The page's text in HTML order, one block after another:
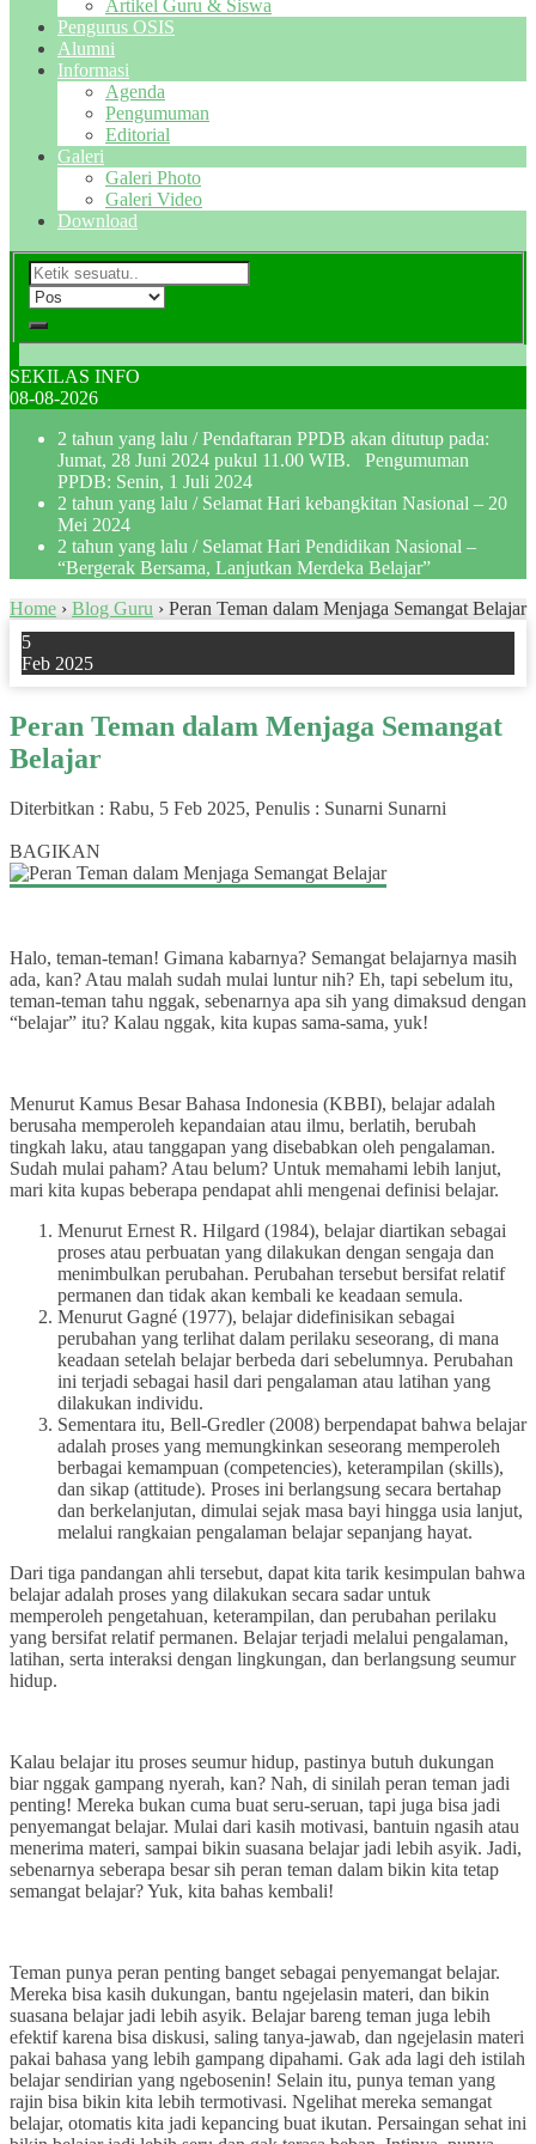
Artikel Guru & Siswa
Pengurus OSIS
Alumni
Informasi
Agenda
Pengumuman
Editorial
Galeri
Galeri Photo
Galeri Video
Download
SEKILAS INFO
08-08-2026
2 tahun yang lalu / Pendaftaran PPDB akan ditutup pada:
Jumat, 28 Juni 2024 pukul 11.00 WIB. Pengumuman
PPDB: Senin, 1 Juli 2024
2 tahun yang lalu / Selamat Hari kebangkitan Nasional – 20
Mei 2024
2 tahun yang lalu / Selamat Hari Pendidikan Nasional –
“Bergerak Bersama, Lanjutkan Merdeka Belajar”
Home › Blog Guru › Peran Teman dalam Menjaga Semangat Belajar
5
Feb 2025
Peran Teman dalam Menjaga Semangat
Belajar
Diterbitkan : Rabu, 5 Feb 2025, Penulis : Sunarni Sunarni
BAGIKAN
Halo, teman-teman! Gimana kabarnya? Semangat belajarnya masih
ada, kan? Atau malah sudah mulai luntur nih? Eh, tapi sebelum itu,
teman-teman tahu nggak, sebenarnya apa sih yang dimaksud dengan
“belajar” itu? Kalau nggak, kita kupas sama-sama, yuk!
Menurut Kamus Besar Bahasa Indonesia (KBBI), belajar adalah
berusaha memperoleh kepandaian atau ilmu, berlatih, berubah
tingkah laku, atau tanggapan yang disebabkan oleh pengalaman.
Sudah mulai paham? Atau belum? Untuk memahami lebih lanjut,
mari kita kupas beberapa pendapat ahli mengenai definisi belajar.
Menurut Ernest R. Hilgard (1984), belajar diartikan sebagai
proses atau perbuatan yang dilakukan dengan sengaja dan
menimbulkan perubahan. Perubahan tersebut bersifat relatif
permanen dan tidak akan kembali ke keadaan semula.
Menurut Gagné (1977), belajar didefinisikan sebagai
perubahan yang terlihat dalam perilaku seseorang, di mana
keadaan setelah belajar berbeda dari sebelumnya. Perubahan
ini terjadi sebagai hasil dari pengalaman atau latihan yang
dilakukan individu.
Sementara itu, Bell-Gredler (2008) berpendapat bahwa belajar
adalah proses yang memungkinkan seseorang memperoleh
berbagai kemampuan (competencies), keterampilan (skills),
dan sikap (attitude). Proses ini berlangsung secara bertahap
dan berkelanjutan, dimulai sejak masa bayi hingga usia lanjut,
melalui rangkaian pengalaman belajar sepanjang hayat.
Dari tiga pandangan ahli tersebut, dapat kita tarik kesimpulan bahwa
belajar adalah proses yang dilakukan secara sadar untuk
memperoleh pengetahuan, keterampilan, dan perubahan perilaku
yang bersifat relatif permanen. Belajar terjadi melalui pengalaman,
latihan, serta interaksi dengan lingkungan, dan berlangsung seumur
hidup.
Kalau belajar itu proses seumur hidup, pastinya butuh dukungan
biar nggak gampang nyerah, kan? Nah, di sinilah peran teman jadi
penting! Mereka bukan cuma buat seru-seruan, tapi juga bisa jadi
penyemangat belajar. Mulai dari kasih motivasi, bantuin ngasih atau
menerima materi, sampai bikin suasana belajar jadi lebih asyik. Jadi,
sebenarnya seberapa besar sih peran teman dalam bikin kita tetap
semangat belajar? Yuk, kita bahas kembali!
Teman punya peran penting banget sebagai penyemangat belajar.
Mereka bisa kasih dukungan, bantu ngejelasin materi, dan bikin
suasana belajar jadi lebih asyik. Belajar bareng teman juga lebih
efektif karena bisa diskusi, saling tanya-jawab, dan ngejelasin materi
pakai bahasa yang lebih gampang dipahami. Gak ada lagi deh istilah
belajar sendirian yang ngebosenin! Selain itu, punya teman yang
rajin bisa bikin kita lebih termotivasi. Ngelihat mereka semangat
belajar, otomatis kita jadi kepancing buat ikutan. Persaingan sehat ini